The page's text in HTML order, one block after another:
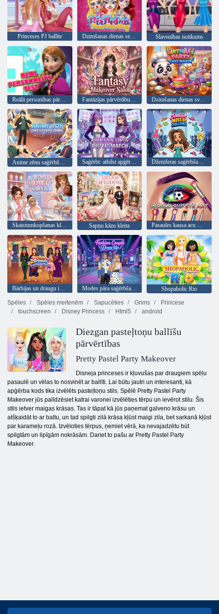
Princeses PJ ballīte Dzimšanas dienas sejas krāsošana Slavenības notikums
Anime zēnu saģērbšanās spēle Saģērbt: atbilst apģērbam Dženiferas saģērbšanās izaicinājums
Skaistumkopšanas klīnika ASMR Sapņu kāzu kleita Pasaules kausa acu māksla
Modes pāra saģērbšanās
Shopaholic Rio
Spēles
Spēles meitenēm Sapucēties Grims
Princese
touchscreen
Disney Princess Html5 android
Diezgan pasteļtoņu ballīšu
pārvērtības
Pretty Pastel Party Makeover
Disneja princeses ir kļuvušas par draugiem spēļu
pasaulē un vēlas to nosvinēt ar ballīti. Lai būtu jautri un interesanti, kā
apģērba kods tika izvēlēts pasteļtoņu stils. Spēlē Pretty Pastel Party
Makeover jūs palīdzēsiet katrai varonei izvēlēties tērpu un ievērot stilu. Šis
stils ietver maigas krāsas. Tas ir tāpat kā jūs paņemat galveno krāsu un
atšķaidāt to ar baltu, un tad spilgti zilā krāsa kļūst maigi zila, bet sarkanā kļūst
par karameļu rozā. Izvēloties tērpus, ņemiet vērā, ka nevajadzētu būt
spilgtām un lipīgām nokrāsām. Dariet to pašu ar Pretty Pastel Party
Makeover.